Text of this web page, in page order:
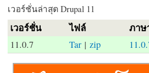
เวอร์ชั่นล่าสุด Drupal 11
เวอร์ชั่น ไฟล์ ภาษ
11.0.7 Tar | zip